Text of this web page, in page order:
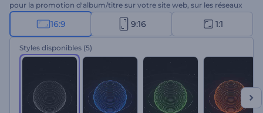
pour la promotion d'album/titre sur votre site web, sur les réseaux
sociaux, les plateformes musicales et bien plus encore. Essayez dès
aujourd'hui !16:9 9:16 1:1
Styles disponibles (5)